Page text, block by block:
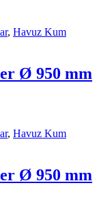
, Havuz Kum
Ø 950 mm
, Havuz Kum
Ø 950 mm